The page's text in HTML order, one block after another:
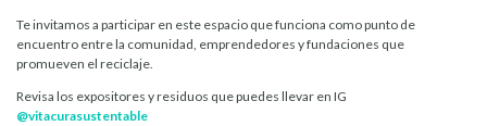
Te invitamos a participar en este espacio que funciona como punto de
encuentro entre la comunidad, emprendedores y fundaciones que
promueven el reciclaje.
Revisa los expositores y residuos que puedes llevar en IG
@vitacurasustentable